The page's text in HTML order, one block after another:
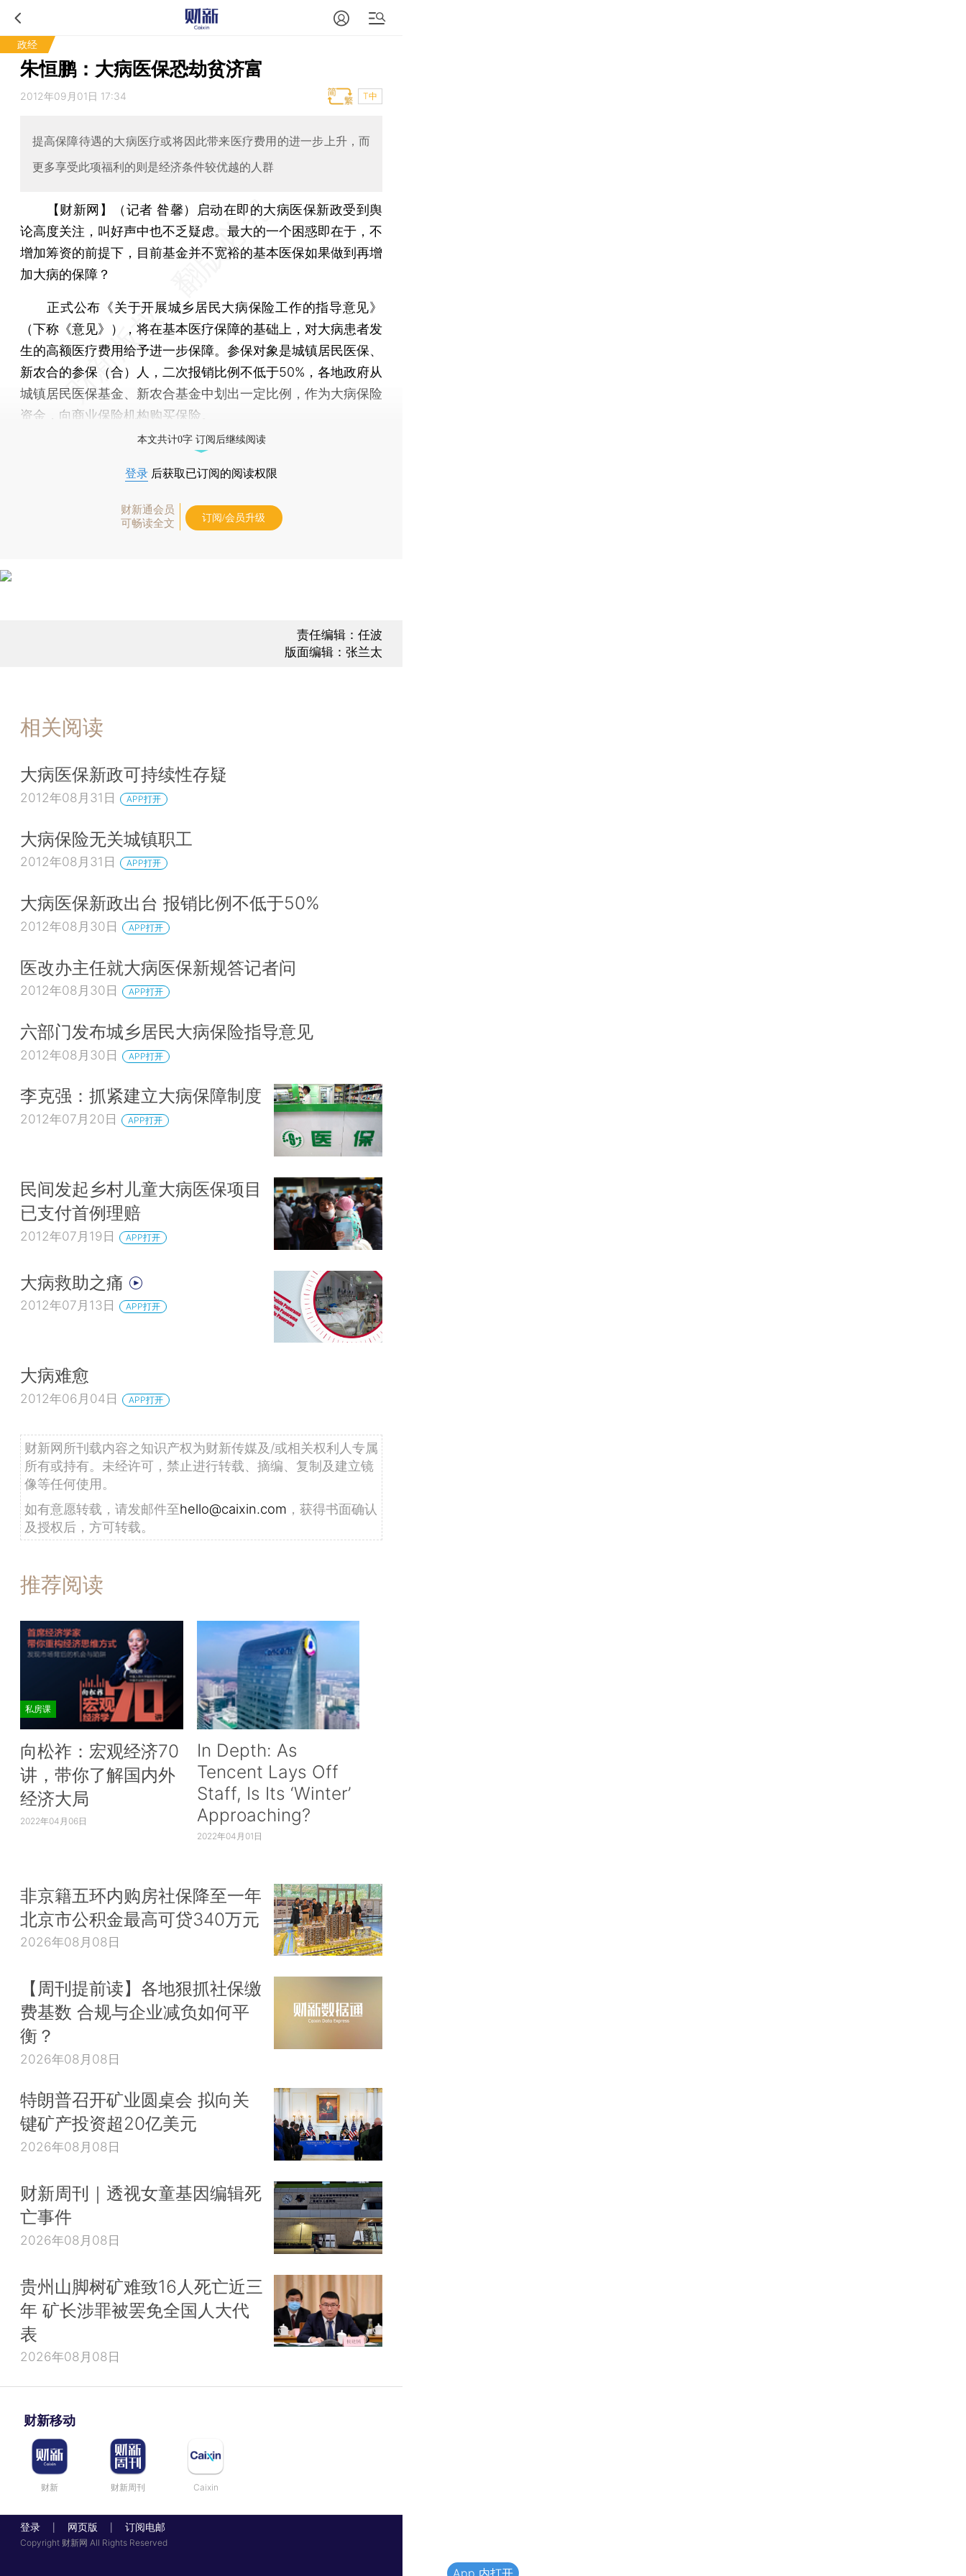
政经
朱恒鹏：大病医保恐劫贫济富
2012年09月01日 17:34 T中
提高保障待遇的大病医疗或将因此带来医疗费用的进一步上升，而
更多享受此项福利的则是经济条件较优越的人群
【财新网】（记者 昝馨）
启动在即的大病医保新政受到舆
论高度关注，叫好声中也不乏疑虑。最大的一个困惑即在于，不
增加筹资的前提下，目前基金并不宽裕的基本医保如果做到再增
加大病的保障？
正式公布《关于开展城乡居民大病保险工作的指导意见》
（下称《意见》），将在基本医疗保障的基础上，对大病患者发
生的高额医疗费用给予进一步保障。参保对象是城镇居民医保、
新农合的参保（合）人，二次报销比例不低于50%，各地政府从
城镇居民医保基金、新农合基金中划出一定比例，作为大病保险
资金，向商业保险机构购买保险。
本文共计0字 订阅后继续阅读
登录 后获取已订阅的阅读权限
财新通会员
可畅读全文
订阅/会员升级
责任编辑：任波
版面编辑：张兰太
相关阅读
大病医保新政可持续性存疑
2012年08月31日 APP打开
大病保险无关城镇职工
2012年08月31日 APP打开
大病医保新政出台 报销比例不低于50%
2012年08月30日 APP打开
医改办主任就大病医保新规答记者问
2012年08月30日 APP打开
六部门发布城乡居民大病保险指导意见
2012年08月30日 APP打开
李克强：抓紧建立大病保障制度
2012年07月20日 APP打开
民间发起乡村儿童大病医保项目
已支付首例理赔
2012年07月19日 APP打开
大病救助之痛
2012年07月13日 APP打开
大病难愈
2012年06月04日 APP打开
财新网所刊载内容之知识产权为财新传媒及/或相关权利人专属
所有或持有。未经许可，禁止进行转载、摘编、复制及建立镜
像等任何使用。
如有意愿转载，请发邮件至hello@caixin.com ，获得书面确认
及授权后，方可转载。
推荐阅读
私房课
向松祚：宏观经济70
讲，带你了解国内外
经济大局
2022年04月06日
In Depth: As
Tencent Lays Off
Staff, Is Its ‘Winter’
Approaching?
2022年04月01日
非京籍五环内购房社保降至一年
北京市公积金最高可贷340万元
2026年08月08日
【周刊提前读】各地狠抓社保缴
费基数 合规与企业减负如何平
衡？
2026年08月08日
特朗普召开矿业圆桌会 拟向关
键矿产投资超20亿美元
2026年08月08日
财新周刊｜透视女童基因编辑死
亡事件
2026年08月08日
贵州山脚树矿难致16人死亡近三
年 矿长涉罪被罢免全国人大代
表
2026年08月08日
财新移动
财新 财新周刊 Caixin
登录 网页版 订阅电邮
Copyright 财新网 All Rights Reserved
App 内打开